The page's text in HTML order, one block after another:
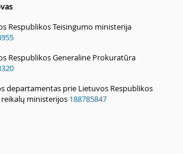
Respublikos Teisingumo ministerija
Respublikos Generalinė Prokuratūra
departamentas prie Lietuvos Respublikos
ministerijos 188785847